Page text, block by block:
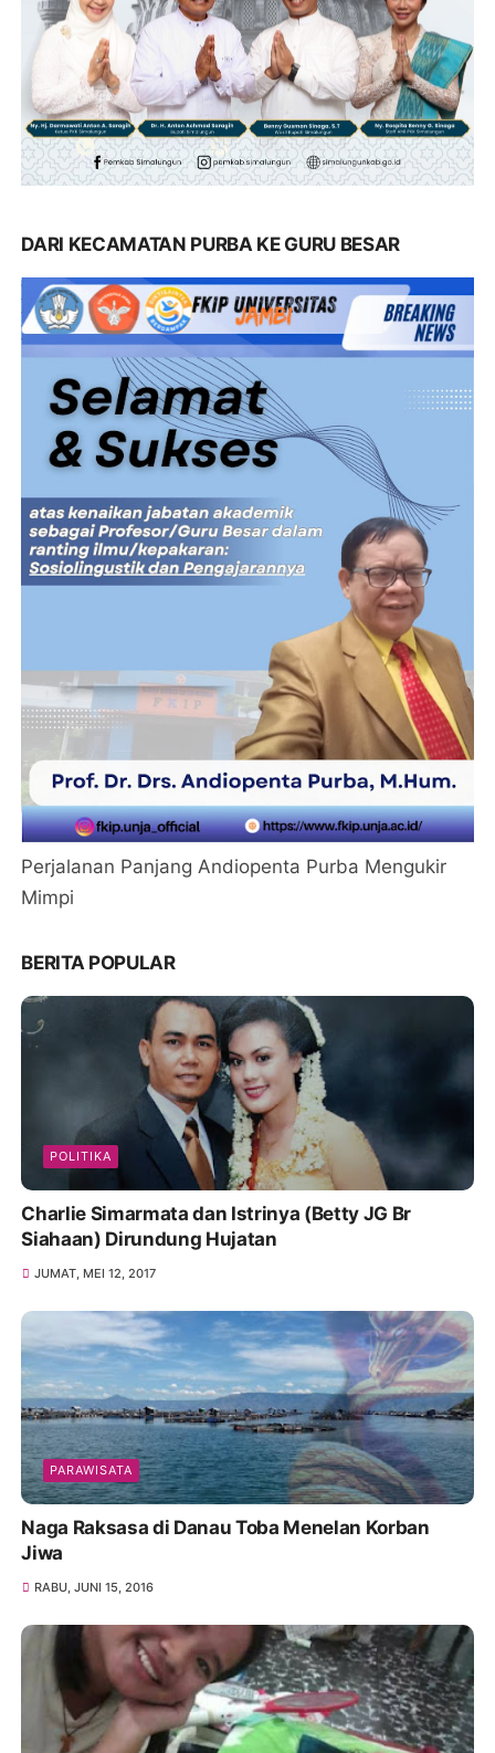
DARI KECAMATAN PURBA KE GURU BESAR
Perjalanan Panjang Andiopenta Purba Mengukir
Mimpi
BERITA POPULAR
POLITIKA
Charlie Simarmata dan Istrinya (Betty JG Br
Siahaan) Dirundung Hujatan
JUMAT, MEI 12, 2017
PARAWISATA
Naga Raksasa di Danau Toba Menelan Korban
Jiwa
RABU, JUNI 15, 2016